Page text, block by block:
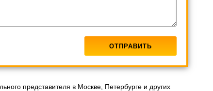
представителя в Москве, Петербурге и других